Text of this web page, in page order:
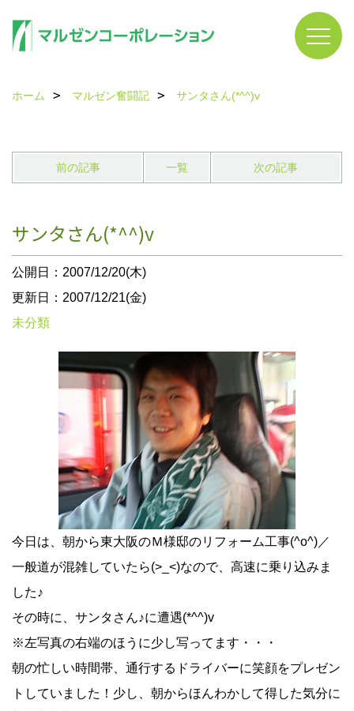
ホーム マルゼン奮闘記 サンタさん(*^^)v
前の記事 一覧 次の記事
サンタさん(*^^)v
公開日：2007/12/20(木)
更新日：2007/12/21(金)
未分類
今日は、朝から東大阪のＭ様邸のリフォーム工事(^o^)／
一般道が混雑していたら(>_<)なので、高速に乗り込みま
した♪
その時に、サンタさん♪に遭遇(*^^)v
※左写真の右端のほうに少し写ってます・・・
朝の忙しい時間帯、通行するドライバーに笑顔をプレゼン
トしていました！少し、朝からほんわかして得した気分に